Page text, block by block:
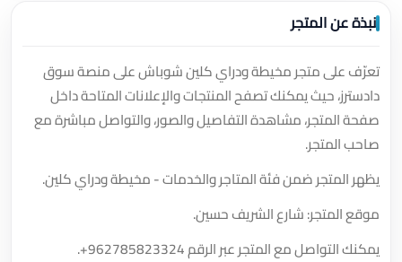
نبذة عن المتجر
تعرّف على متجر مخيطة ودراي كلين شوباش على منصة سوق
دادسترز، حيث يمكنك تصفح المنتجات والإعلانات المتاحة داخل
صفحة المتجر، مشاهدة التفاصيل والصور، والتواصل مباشرة مع
صاحب المتجر.
يظهر المتجر ضمن فئة المتاجر والخدمات - مخيطة ودراي كلين.
موقع المتجر: شارع الشريف حسين.
يمكنك التواصل مع المتجر عبر الرقم+962785823324
.